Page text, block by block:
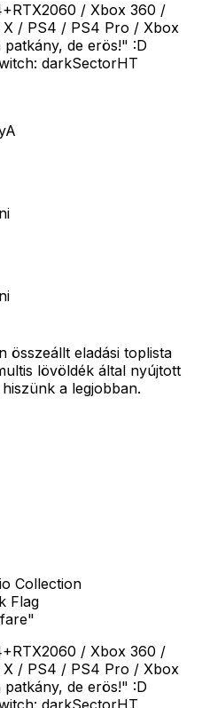
/ Xbox 360 /
X / PS4 / PS4 Pro / Xbox
de erös!" :D
darkSectorHT
összeállt eladási toplista
lövöldék által nyújtott
a legjobban.
Collection
Flag
/ Xbox 360 /
X / PS4 / PS4 Pro / Xbox
de erös!" :D